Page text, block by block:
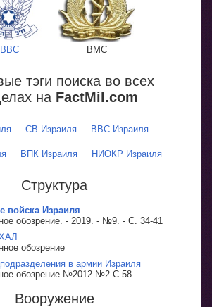
ВВС ВМС
тэги поиска во всех
на FactMil.com
СВ Израиля ВВС Израиля
ВПК Израиля НИОКР Израиля
Структура
войска Израиля
обозрение. - 2019. - №9. - С. 34-41
обозрение
в армии Израиля
обозрение №2012 №2 С.58
Вооружение